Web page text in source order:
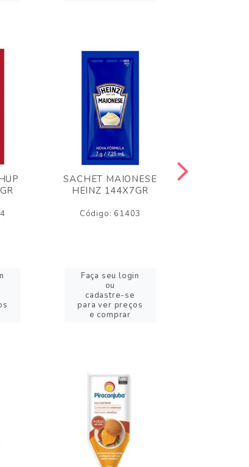
SACHET MAIONESE
HEINZ 144X7GR
Código: 61403
Faça seu login
ou
cadastre-se
para ver preços
e comprar